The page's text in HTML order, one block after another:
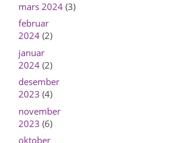
mars 2024(3)
februar
2024(2)
januar
2024(2)
desember
2023 (4)
november
2023 (6)
oktober